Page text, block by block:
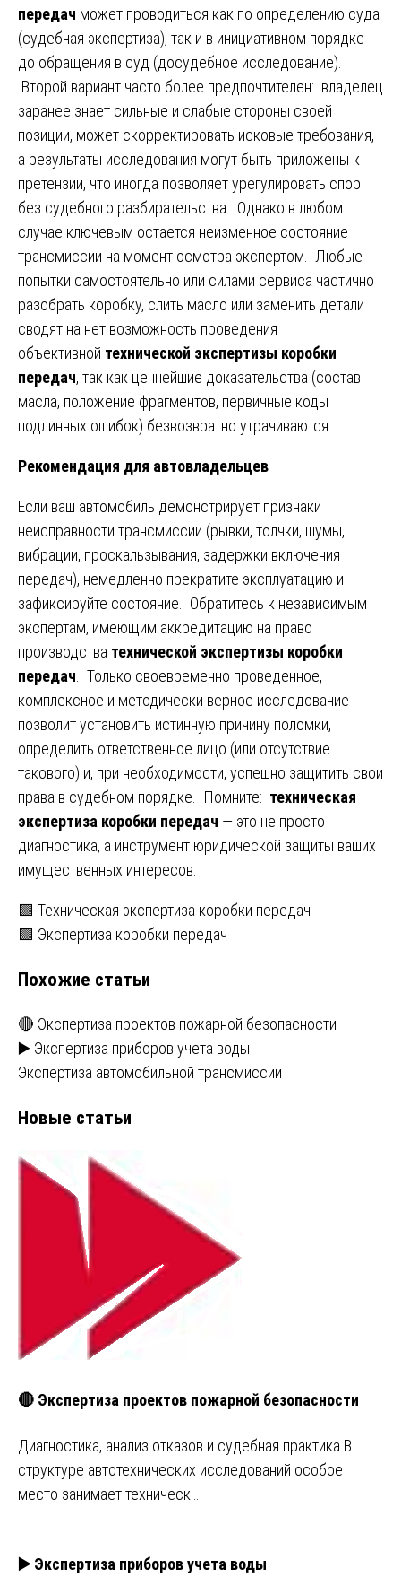
передач может проводиться как по определению суда
(судебная экспертиза), так и в инициативном порядке
до обращения в суд (досудебное исследование).
Второй вариант часто более предпочтителен: владелец
заранее знает сильные и слабые стороны своей
позиции, может скорректировать исковые требования,
а результаты исследования могут быть приложены к
претензии, что иногда позволяет урегулировать спор
без судебного разбирательства. Однако в любом
случае ключевым остается неизменное состояние
трансмиссии на момент осмотра экспертом. Любые
попытки самостоятельно или силами сервиса частично
разобрать коробку, слить масло или заменить детали
сводят на нет возможность проведения
объективной технической экспертизы коробки
передач, так как ценнейшие доказательства (состав
масла, положение фрагментов, первичные коды
подлинных ошибок) безвозвратно утрачиваются.
Рекомендация для автовладельцев
Если ваш автомобиль демонстрирует признаки
неисправности трансмиссии (рывки, толчки, шумы,
вибрации, проскальзывания, задержки включения
передач), немедленно прекратите эксплуатацию и
зафиксируйте состояние. Обратитесь к независимым
экспертам, имеющим аккредитацию на право
производства технической экспертизы коробки
передач . Только своевременно проведенное,
комплексное и методически верное исследование
позволит установить истинную причину поломки,
определить ответственное лицо (или отсутствие
такового) и, при необходимости, успешно защитить свои
права в судебном порядке. Помните: техническая
экспертиза коробки передач — это не просто
диагностика, а инструмент юридической защиты ваших
имущественных интересов.
Навигация
записям
🟩 Техническая экспертиза коробки передач
🟩 Экспертиза коробки передач
Похожие статьи
🔴 Экспертиза проектов пожарной безопасности
▶️ Экспертиза приборов учета воды
Экспертиза автомобильной трансмиссии
Новые статьи
🔴 Экспертиза проектов пожарной безопасности
Диагностика, анализ отказов и судебная практика В
структуре автотехнических исследований особое
место занимает техническ…
▶️ Экспертиза приборов учета воды